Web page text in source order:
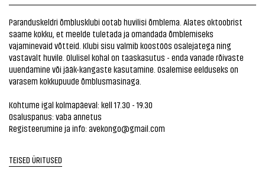
Paranduskeldri õmblusklubi ootab huvilisi õmblema. Alates oktoobrist
saame kokku, et meelde tuletada ja omandada õmblemiseks
vajaminevaid võtteid. Klubi sisu valmib koostöös osalejatega ning
vastavalt huvile. Olulisel kohal on taaskasutus - enda vanade rõivaste
uuendamine või jääk-kangaste kasutamine. Osalemise eelduseks on
varasem kokkupuude õmblusmasinaga.
Kohtume igal kolmapäeval: kell 17.30 - 19.30
Osaluspanus: vaba annetus
Registeerumine ja info: avekongo@gmail.com
TEISED ÜRITUSED